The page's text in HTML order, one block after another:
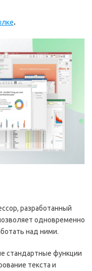
.
разработанный
одновременно
над ними.
стандартные функции
текста и